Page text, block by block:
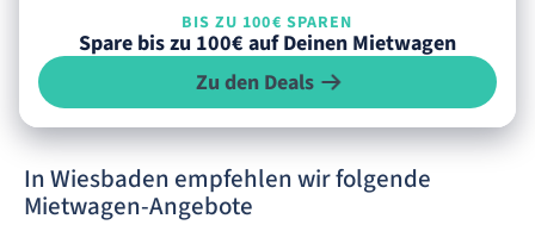
BIS ZU 100€ SPAREN
Spare bis zu 100€ auf Deinen Mietwagen
Zu den Deals
In Wiesbaden empfehlen wir folgende
Mietwagen-Angebote